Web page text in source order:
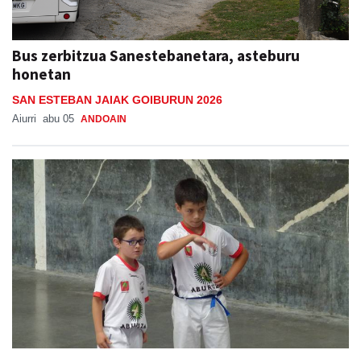
Bus zerbitzua Sanestebanetara, asteburu
honetan
SAN ESTEBAN JAIAK GOIBURUN 2026
Aiurri abu 05 ANDOAIN